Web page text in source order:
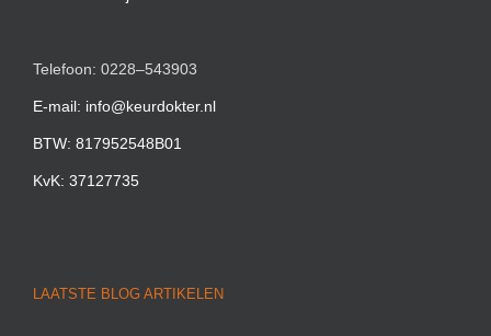
Telefoon: 0228–543903
E-mail: info@keurdokter.nl
BTW: 817952548B01
KvK: 37127735
LAATSTE BLOG ARTIKELEN